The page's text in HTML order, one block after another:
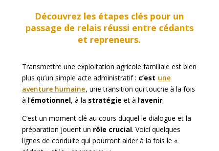
Découvrez les étapes clés pour un
passage de relais réussi entre cédants
et repreneurs.
Transmettre une exploitation agricole familiale est bien
plus qu’un simple acte administratif : c’est une
aventure humaine, une transition qui touche à la fois
à l’émotionnel, à la stratégie et à l’avenir.
C’est un moment clé au cours duquel le dialogue et la
préparation jouent un rôle crucial. Voici quelques
lignes de conduite qui pourront aider à la fois le «